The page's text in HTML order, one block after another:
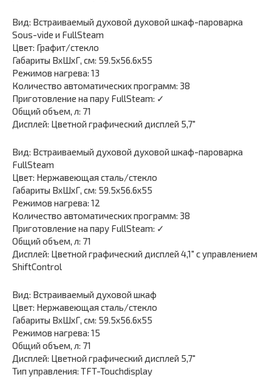
Вид: Встраиваемый духовой духовой шкаф-пароварка
Sous-vide и FullSteam
Цвет: Графит/стекло
Габариты ВхШхГ, см: 59.5х56.6х55
Режимов нагрева: 13
Количество автоматических программ: 38
Приготовление на пару FullSteam: ✓
Общий объем, л: 71
Дисплей: Цветной графический дисплей 5,7″
Вид: Встраиваемый духовой духовой шкаф-пароварка
FullSteam
Цвет: Нержавеющая сталь/стекло
Габариты ВхШхГ, см: 59.5х56.6х55
Режимов нагрева: 12
Количество автоматических программ: 38
Приготовление на пару FullSteam: ✓
Общий объем, л: 71
Дисплей: Цветной графический дисплей 4,1″ с управлением
ShiftControl
Вид: Встраиваемый духовой шкаф
Цвет: Нержавеющая сталь/стекло
Габариты ВхШхГ, см: 59.5х56.6х55
Режимов нагрева: 15
Общий объем, л: 71
Дисплей: Цветной графический дисплей 5,7″
Тип управления: TFT-Touchdisplay